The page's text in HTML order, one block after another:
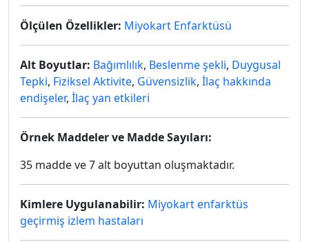
Ölçülen Özellikler: Miyokart Enfarktüsü
Alt Boyutlar: Bağımlılık, Beslenme şekli, Duygusal
Tepki, Fiziksel Aktivite, Güvensizlik, İlaç hakkında
endişeler, İlaç yan etkileri
Örnek Maddeler ve Madde Sayıları:
35 madde ve 7 alt boyuttan oluşmaktadır.
Kimlere Uygulanabilir: Miyokart enfarktüs
geçirmiş izlem hastaları